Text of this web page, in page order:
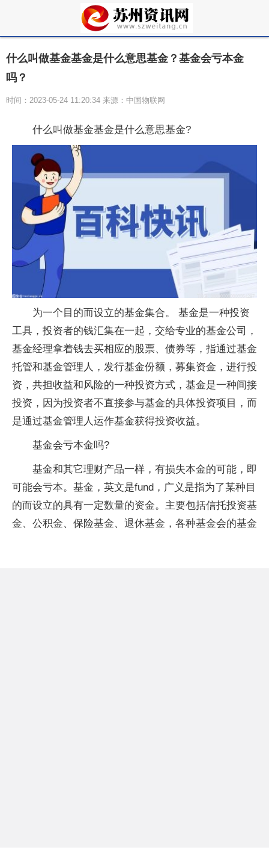
什么叫做基金基金是什么意思基金？基金会亏本金
吗？
时间：2023-05-24 11:20:34 来源：中国物联网
什么叫做基金基金是什么意思基金?
为一个目的而设立的基金集合。 基金是一种投资
工具，投资者的钱汇集在一起，交给专业的基金公司，
基金经理拿着钱去买相应的股票、债券等，指通过基金
托管和基金管理人，发行基金份额，募集资金，进行投
资，共担收益和风险的一种投资方式，基金是一种间接
投资，因为投资者不直接参与基金的具体投资项目，而
是通过基金管理人运作基金获得投资收益。
基金会亏本金吗?
基金和其它理财产品一样，有损失本金的可能，即
可能会亏本。基金，英文是fund，广义是指为了某种目
的而设立的具有一定数量的资金。主要包括信托投资基
金、公积金、保险基金、退休基金，各种基金会的基金